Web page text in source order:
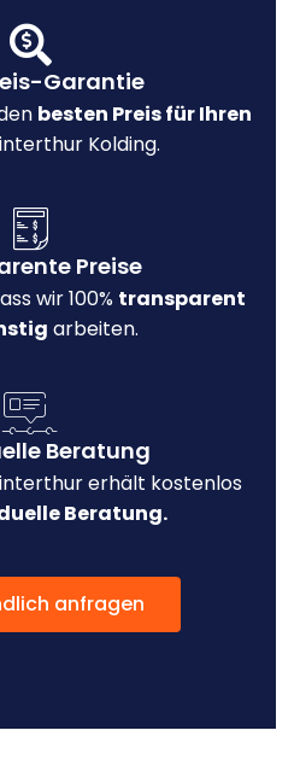
Garantie
besten Preis für Ihren
Kolding.
Preise
wir 100% transparent
arbeiten.
Beratung
erhält kostenlos
Beratung.
anfragen